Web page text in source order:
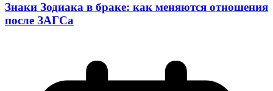
Знаки Зодиака в браке: как меняются отношения
после ЗАГСа